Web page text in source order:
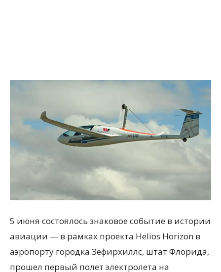
5 июня состоялось знаковое событие в истории
авиации — в рамках проекта Helios Horizon в
аэропорту городка Зефирхиллс, штат Флорида,
прошел первый полет электролета на